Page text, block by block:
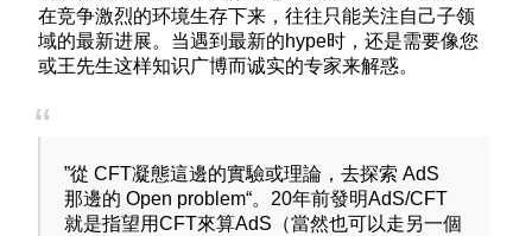
在竞争激烈的环境生存下来，往往只能关注自己子领
域的最新进展。当遇到最新的hype时，还是需要像您
或王先生这样知识广博而诚实的专家来解惑。
”從 CFT凝態這邊的實驗或理論，去探索 AdS
那邊的 Open problem“。20年前發明AdS/CFT
就是指望用CFT來算AdS（當然也可以走另一個